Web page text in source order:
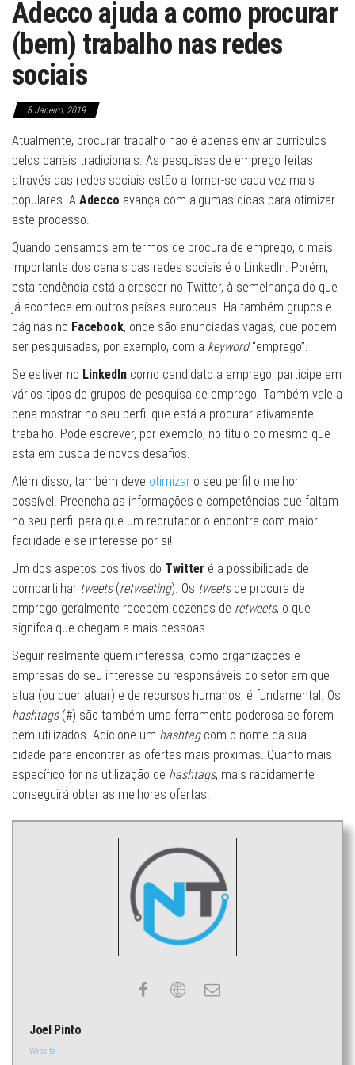
Adecco ajuda a como procurar
(bem) trabalho nas redes
sociais
8 Janeiro, 2019
Atualmente, procurar trabalho não é apenas enviar currículos
pelos canais tradicionais. As pesquisas de emprego feitas
através das redes sociais estão a tornar-se cada vez mais
populares. A Adecco avança com algumas dicas para otimizar
este processo.
Quando pensamos em termos de procura de emprego, o mais
importante dos canais das redes sociais é o LinkedIn. Porém,
esta tendência está a crescer no Twitter, à semelhança do que
já acontece em outros países europeus. Há também grupos e
páginas no Facebook, onde são anunciadas vagas, que podem
ser pesquisadas, por exemplo, com a keyword“emprego”.
Se estiver no LinkedIn como candidato a emprego, participe em
vários tipos de grupos de pesquisa de emprego. Também vale a
pena mostrar no seu perfil que está a procurar ativamente
trabalho. Pode escrever, por exemplo, no título do mesmo que
está em busca de novos desafios.
Além disso, também deve otimizar o seu perfil o melhor
possível. Preencha as informações e competências que faltam
no seu perfil para que um recrutador o encontre com maior
facilidade e se interesse por si!
Um dos aspetos positivos do Twitter é a possibilidade de
compartilhar tweets(retweeting). Os tweetsde procura de
emprego geralmente recebem dezenas de retweets, o que
signifca que chegam a mais pessoas.
Seguir realmente quem interessa, como organizações e
empresas do seu interesse ou responsáveis do setor em que
atua (ou quer atuar) e de recursos humanos, é fundamental. Os
hashtags(#) são também uma ferramenta poderosa se forem
bem utilizados. Adicione um hashtagcom o nome da sua
cidade para encontrar as ofertas mais próximas. Quanto mais
específico for na utilização de hashtags, mais rapidamente
conseguirá obter as melhores ofertas.
Joel Pinto
Website